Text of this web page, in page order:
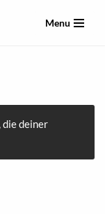
Menu
die deiner